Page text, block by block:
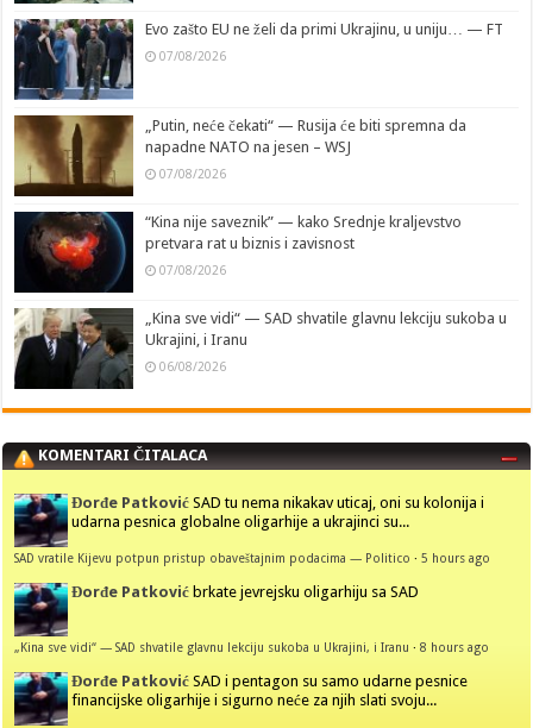
Evo zašto EU ne želi da primi Ukrajinu, u uniju… — FT
07/08/2026
„Putin, neće čekati“ — Rusija će biti spremna da
napadne NATO na jesen – WSJ
07/08/2026
“Kina nije saveznik” — kako Srednje kraljevstvo
pretvara rat u biznis i zavisnost
07/08/2026
„Kina sve vidi“ — SAD shvatile glavnu lekciju sukoba u
Ukrajini, i Iranu
06/08/2026
KOMENTARI ČITALACA
Đorđe Patković SAD tu nema nikakav uticaj, oni su kolonija i
udarna pesnica globalne oligarhije a ukrajinci su...
SAD vratile Kijevu potpun pristup obaveštajnim podacima — Politico ·5 hours ago
Đorđe Patković brkate jevrejsku oligarhiju sa SAD
„Kina sve vidi“ — SAD shvatile glavnu lekciju sukoba u Ukrajini, i Iranu ·8 hours ago
Đorđe Patković SAD i pentagon su samo udarne pesnice
financijske oligarhije i sigurno neće za njih slati svoju...